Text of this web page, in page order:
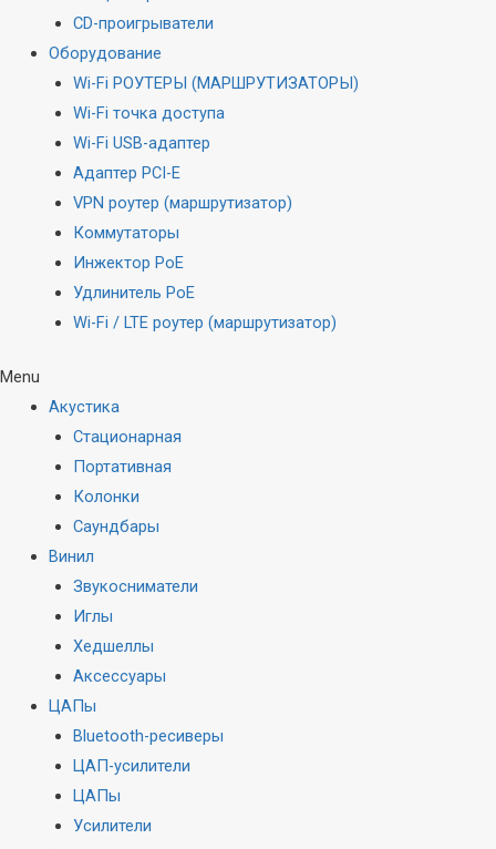
CD-проигрыватели
Оборудование
Wi-Fi РОУТЕРЫ (МАРШРУТИЗАТОРЫ)
Wi-Fi точка доступа
Wi-Fi USB-адаптер
Адаптер PCI-E
VPN роутер (маршрутизатор)
Коммутаторы
Инжектор PoE
Удлинитель PoE
Wi-Fi / LTE роутер (маршрутизатор)
Menu
Акустика
Стационарная
Портативная
Колонки
Саундбары
Винил
Звукосниматели
Иглы
Хедшеллы
Аксессуары
ЦАПы
Bluetooth-ресиверы
ЦАП-усилители
ЦАПы
Усилители